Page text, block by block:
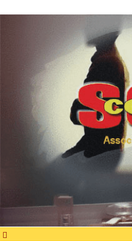
SOS cocu
SOS cocu est une
soutien aux victimes
recevoir un soutien moral
personnelle douloureuse